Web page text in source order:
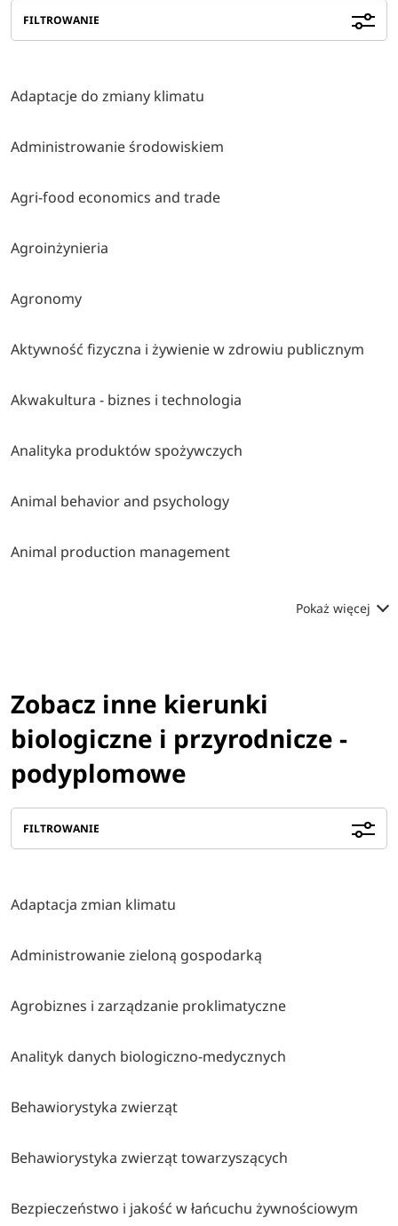
FILTROWANIE
Adaptacje do zmiany klimatu
Administrowanie środowiskiem
Agri-food economics and trade
Agroinżynieria
Agronomy
Aktywność fizyczna i żywienie w zdrowiu publicznym
Akwakultura - biznes i technologia
Analityka produktów spożywczych
Animal behavior and psychology
Animal production management
Pokaż więcej
Zobacz inne kierunki
biologiczne i przyrodnicze -
podyplomowe
FILTROWANIE
Adaptacja zmian klimatu
Administrowanie zieloną gospodarką
Agrobiznes i zarządzanie proklimatyczne
Analityk danych biologiczno-medycznych
Behawiorystyka zwierząt
Behawiorystyka zwierząt towarzyszących
Bezpieczeństwo i jakość w łańcuchu żywnościowym